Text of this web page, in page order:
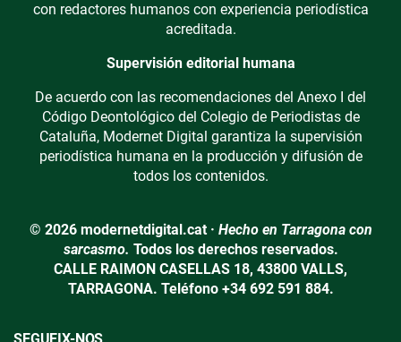
con redactores humanos con experiencia periodística
acreditada.
Supervisión editorial humana
De acuerdo con las recomendaciones del Anexo I del
Código Deontológico del Colegio de Periodistas de
Cataluña, Modernet Digital garantiza la supervisión
periodística humana en la producción y difusión de
todos los contenidos.
© 2026 modernetdigital.cat · Hecho en Tarragona con
sarcasmo. Todos los derechos reservados.
CALLE RAIMON CASELLAS 18, 43800 VALLS,
TARRAGONA. Teléfono +34 692 591 884.